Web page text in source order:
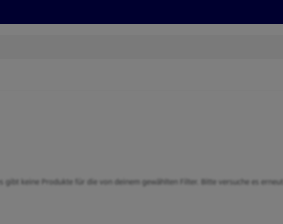
gibt keine Produkte für die von deinem gewählten Filter. Bitte versuche es erneut.